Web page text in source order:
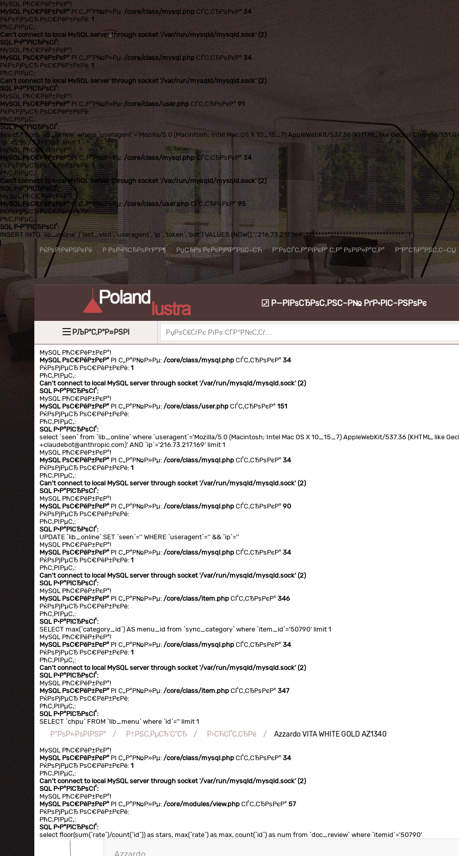
MySQL РћС€РёР±РєР°!
MySQL РѕС€РёР±РєР° РІ С„Р°Р№Р»Рµ: /core/class/mysql.php СЃС‚СЂРѕРєР° 34
РќРѕРјРµСЂ РѕС€РёР±РєРё: 1
РћС‚РІРµС‚:
Can't connect to local MySQL server through socket '/var/run/mysqld/mysqld.sock' (2)
SQL Р·Р°РїСЂРѕСЃ:
MySQL РћС€РёР±РєР°!
MySQL РѕС€РёР±РєР° РІ С„Р°Р№Р»Рµ: /core/class/mysql.php СЃС‚СЂРѕРєР° 34
РќРѕРјРµСЂ РѕС€РёР±РєРё: 1
РћС‚РІРµС‚:
Can't connect to local MySQL server through socket '/var/run/mysqld/mysqld.sock' (2)
SQL Р·Р°РїСЂРѕСЃ:
MySQL РћС€РёР±РєР°!
MySQL РѕС€РёР±РєР° РІ С„Р°Р№Р»Рµ: /core/class/user.php СЃС‚СЂРѕРєР° 91
РќРѕРјРµСЂ РѕС€РёР±РєРё:
РћС‚РІРµС‚:
SQL Р·Р°РїСЂРѕСЃ:
select * from `lib_online` where `useragent`='Mozilla/5.0 (Macintosh; Intel Mac OS X 10_15_7) AppleWebKit/537.36 (KHTML, like Gecko) Chrome/
`ip`='216.73.217.169' limit 1
MySQL РћС€РёР±РєР°!
MySQL РѕС€РёР±РєР° РІ С„Р°Р№Р»Рµ:/core/class/mysql.php СЃС‚СЂРѕРєР° 34
РќРѕРјРµСЂ РѕС€РёР±РєРё: 1
РћС‚РІРµС‚:
Can't connect to local MySQL server through socket '/var/run/mysqld/mysqld.sock' (2)
SQL Р·Р°РїСЂРѕСЃ:
MySQL РћС€РёР±РєР°!
MySQL РѕС€РёР±РєР°РІ С„Р°Р№Р»Рµ:/core/class/user.phpСЃС‚СЂРѕРєР° 95
РќРѕРјРµСЂ РѕС€РёР±РєРё:
РћС‚РІРµС‚:
SQL Р·Р°РїСЂРѕСЃ:
INSERT INTO `lib_online` (`last_visit`,`useragent`,`ip`,`token`,`bot`) VALUES (NOW(),'','216.73.217.169','********************************','1')
РќРѕРІРёРЅРєРё
Р РѕР·РїСЂРѕРґР°Р¶ РџСЂРѕ РєРѕРјРїР°РЅС–СЋ Р”РѕСЃС‚Р°РІРєР° С‚Р° РѕРїР»Р°С‚Р° Р“Р°СЂР°РЅС‚С–СЏ
Р—РІРѕСЂРѕС‚РЅС–Р№ РґР·РІС–РЅРѕРє
РЉР°С‚Р°Р»РЅРІ
MySQL РћС€РёР±РєР°!
MySQL РѕС€РёР±РєР° РІ С„Р°Р№Р»Рµ:/core/class/mysql.php СЃС‚СЂРѕРєР°34
РќРѕРјРµСЂ РѕС€РёР±РєРё:1
РћС‚РІРµС‚:
Can't connect to local MySQL server through socket '/var/run/mysqld/mysqld.sock' (2)
SQL Р·Р°РїСЂРѕСЃ:
MySQL РћС€РёР±РєР°!
MySQL РѕС€РёР±РєР° РІ С„Р°Р№Р»Рµ:/core/class/user.php СЃС‚СЂРѕРєР°151
РќРѕРјРµСЂ РѕС€РёР±РєРё:
РћС‚РІРµС‚:
SQL Р·Р°РїСЂРѕСЃ:
select `seen` from `lib_online` where `useragent`='Mozilla/5.0 (Macintosh; Intel Mac OS X 10_15_7) AppleWebKit/537.36 (KHTML, like
+claudebot@anthropic.com)' AND `ip`='216.73.217.169' limit 1
MySQL РћС€РёР±РєР°!
MySQL РѕС€РёР±РєР° РІ С„Р°Р№Р»Рµ:/core/class/mysql.php СЃС‚СЂРѕРєР°34
РќРѕРјРµСЂ РѕС€РёР±РєРё:1
РћС‚РІРµС‚:
Can't connect to local MySQL server through socket '/var/run/mysqld/mysqld.sock' (2)
SQL Р·Р°РїСЂРѕСЃ:
MySQL РћС€РёР±РєР°!
MySQL РѕС€РёР±РєР° РІ С„Р°Р№Р»Рµ:/core/class/mysql.php СЃС‚СЂРѕРєР°90
РќРѕРјРµСЂ РѕС€РёР±РєРё:
РћС‚РІРµС‚:
SQL Р·Р°РїСЂРѕСЃ:
UPDATE `lib_online` SET `seen`='' WHERE `useragent`='' && `ip`=''
MySQL РћС€РёР±РєР°!
MySQL РѕС€РёР±РєР° РІ С„Р°Р№Р»Рµ:/core/class/mysql.php СЃС‚СЂРѕРєР°34
РќРѕРјРµСЂ РѕС€РёР±РєРё:1
РћС‚РІРµС‚:
Can't connect to local MySQL server through socket '/var/run/mysqld/mysqld.sock' (2)
SQL Р·Р°РїСЂРѕСЃ:
MySQL РћС€РёР±РєР°!
MySQL РѕС€РёР±РєР° РІ С„Р°Р№Р»Рµ:/core/class/item.php СЃС‚СЂРѕРєР°346
РќРѕРјРµСЂ РѕС€РёР±РєРё:
РћС‚РІРµС‚:
SQL Р·Р°РїСЂРѕСЃ:
SELECT max(`category_id`) AS menu_id from `sync_category` where `item_id`='50790' limit 1
MySQL РћС€РёР±РєР°!
MySQL РѕС€РёР±РєР° РІ С„Р°Р№Р»Рµ:/core/class/mysql.php СЃС‚СЂРѕРєР°34
РќРѕРјРµСЂ РѕС€РёР±РєРё:1
РћС‚РІРµС‚:
Can't connect to local MySQL server through socket '/var/run/mysqld/mysqld.sock' (2)
SQL Р·Р°РїСЂРѕСЃ:
MySQL РћС€РёР±РєР°!
MySQL РѕС€РёР±РєР° РІ С„Р°Р№Р»Рµ:/core/class/item.php СЃС‚СЂРѕРєР°347
РќРѕРјРµСЂ РѕС€РёР±РєРё:
РћС‚РІРµС‚:
SQL Р·Р°РїСЂРѕСЃ:
SELECT `chpu` FROM `lib_menu` where `id`='' limit 1
Р“РѕР»РѕРІРЅР° Р†РЅС‚РµСЂ'С”СЂ Р›СЋСЃС‚СЂРё Azzardo VITA WHITE GOLD AZ1340
MySQL РћС€РёР±РєР°!
MySQL РѕС€РёР±РєР° РІ С„Р°Р№Р»Рµ:/core/class/mysql.php СЃС‚СЂРѕРєР°34
РќРѕРјРµСЂ РѕС€РёР±РєРё:1
РћС‚РІРµС‚:
Can't connect to local MySQL server through socket '/var/run/mysqld/mysqld.sock' (2)
SQL Р·Р°РїСЂРѕСЃ:
MySQL РћС€РёР±РєР°!
MySQL РѕС€РёР±РєР° РІ С„Р°Р№Р»Рµ:/core/modules/view.php СЃС‚СЂРѕРєР°57
РќРѕРјРµСЂ РѕС€РёР±РєРё:
РћС‚РІРµС‚:
SQL Р·Р°РїСЂРѕСЃ:
select floor(sum(`rate`)/count(`id`)) as stars, max(`rate`) as max, count(`id`) as num from `doc_review` where `itemid`='50790'